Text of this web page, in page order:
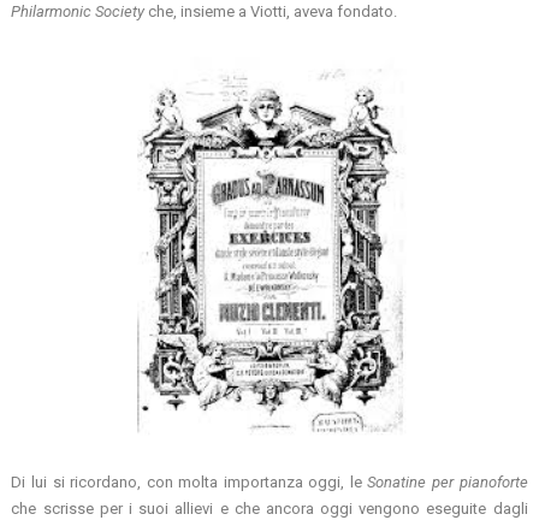
Philarmonic Society che, insieme a Viotti, aveva fondato.
Di lui si ricordano, con molta importanza oggi, leSonatine per pianoforte
che scrisse per i suoi allievi e che ancora oggi vengono eseguite dagli